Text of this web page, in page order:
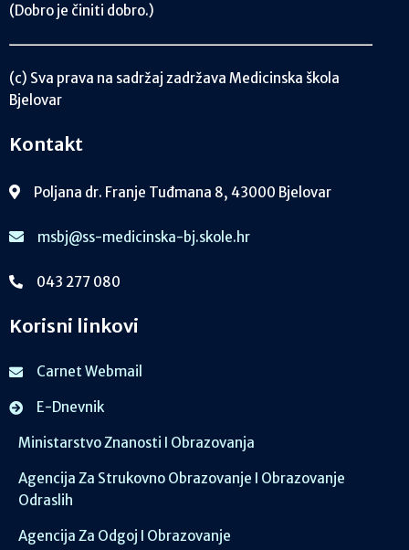
(Dobro je činiti dobro.)
(c) Sva prava na sadržaj zadržava Medicinska škola
Bjelovar
Kontakt
Poljana dr. Franje Tuđmana 8, 43000 Bjelovar
msbj@ss-medicinska-bj.skole.hr
043 277 080
Korisni linkovi
Carnet Webmail
E-Dnevnik
Ministarstvo Znanosti I Obrazovanja
Agencija Za Strukovno Obrazovanje I Obrazovanje
Odraslih
Agencija Za Odgoj I Obrazovanje